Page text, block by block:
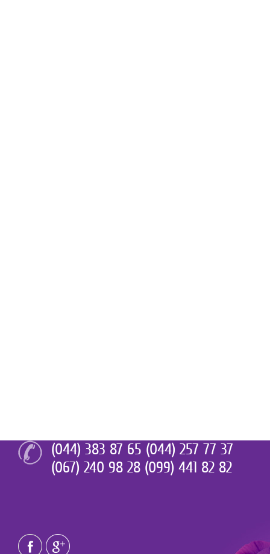
(044) 383 87 65 (044) 257 77 37
(067) 240 98 28 (099) 441 82 82